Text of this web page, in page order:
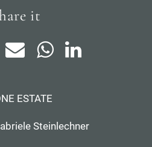
it
ESTATE
Steinlechner